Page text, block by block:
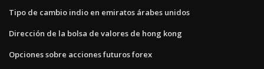
Tipo de cambio indio en emiratos árabes unidos
Dirección de la bolsa de valores de hong kong
Opciones sobre acciones futuros forex